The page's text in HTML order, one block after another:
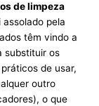
de limpeza
pela
têm vindo a
substituir os
de usar,
outro
o que